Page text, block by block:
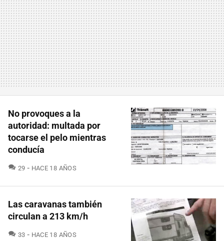
No provoques a la
autoridad: multada por
tocarse el pelo mientras
conducía
29 COMENTARIOS
HACE 18 AÑOS
Las caravanas también
circulan a 213 km/h
33 COMENTARIOS
HACE 18 AÑOS